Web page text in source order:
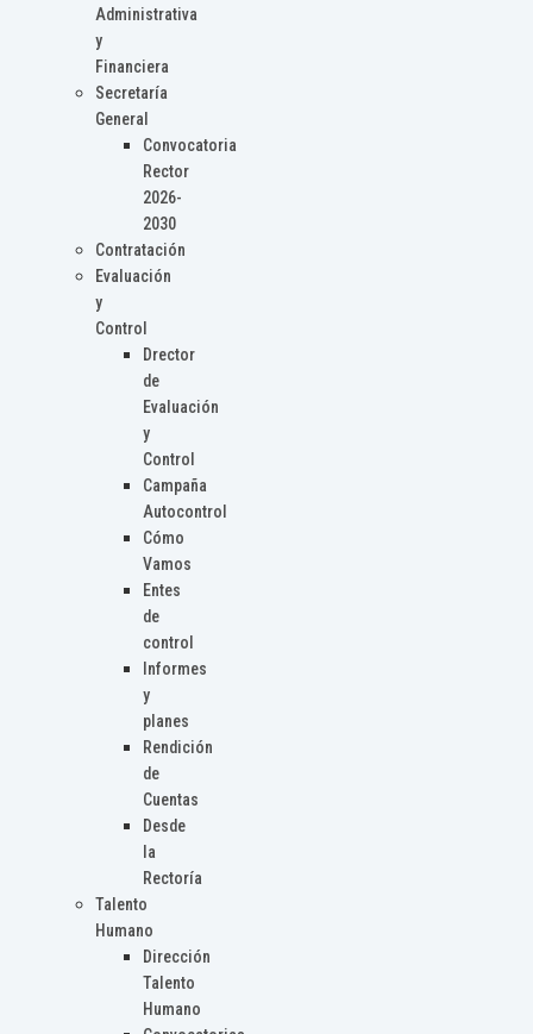
Administrativa
y
Financiera
Secretaría
General
Convocatoria
Rector
2026-
2030
Contratación
Evaluación
y
Control
Drector
de
Evaluación
y
Control
Campaña
Autocontrol
Cómo
Vamos
Entes
de
control
Informes
y
planes
Rendición
de
Cuentas
Desde
la
Rectoría
Talento
Humano
Dirección
Talento
Humano